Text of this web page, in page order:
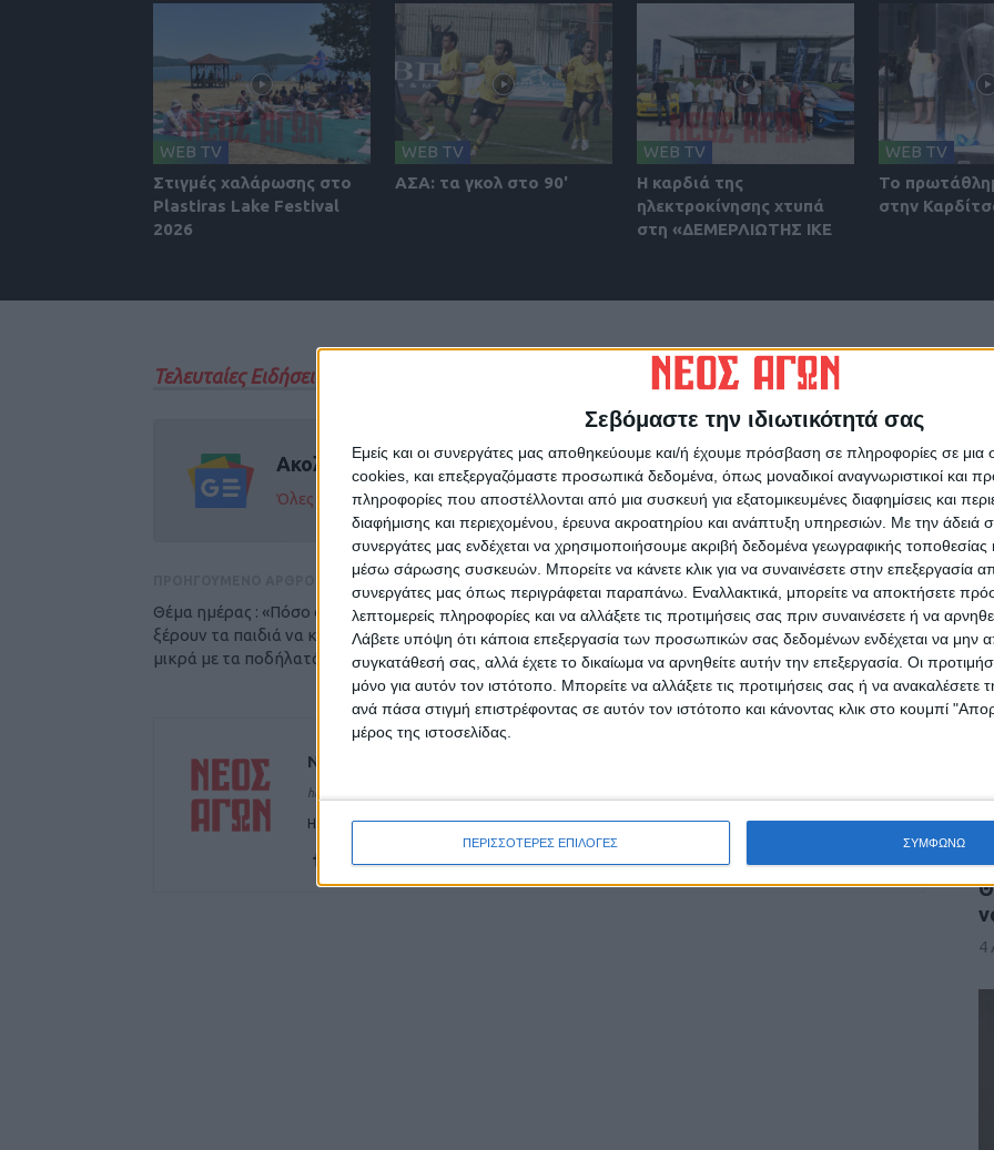
Σεβόμαστε την ιδιωτικότητά σας
Εμείς και οι συνεργάτες μας αποθηκεύουμε και/ή έχουμε πρόσβαση σε πληροφορίες σε
cookies, και επεξεργαζόμαστε προσωπικά δεδομένα, όπως μοναδικοί αναγνωριστικοί και
πληροφορίες που αποστέλλονται από μια συσκευή για εξατομικευμένες διαφημίσεις και
διαφήμισης και περιεχομένου, έρευνα ακροατηρίου και ανάπτυξη υπηρεσιών. Με την άδειά
συνεργάτες μας ενδέχεται να χρησιμοποιήσουμε ακριβή δεδομένα γεωγραφικής τοποθεσίας
μέσω σάρωσης συσκευών. Μπορείτε να κάνετε κλικ για να συναινέσετε στην επεξεργασία
συνεργάτες μας όπως περιγράφεται παραπάνω. Εναλλακτικά, μπορείτε να αποκτήσετε
λεπτομερείς πληροφορίες και να αλλάξετε τις προτιμήσεις σας πριν συναινέσετε ή να
Λάβετε υπόψη ότι κάποια επεξεργασία των προσωπικών σας δεδομένων ενδέχεται να μην
συγκατάθεσή σας, αλλά έχετε το δικαίωμα να αρνηθείτε αυτήν την επεξεργασία. Οι
μόνο για αυτόν τον ιστότοπο. Μπορείτε να αλλάξετε τις προτιμήσεις σας ή να ανακαλέσετε
ανά πάσα στιγμή επιστρέφοντας σε αυτόν τον ιστότοπο και κάνοντας κλικ στο κουμπί
μέρος της ιστοσελίδας.
ΠΕΡΙΣΣΟΤΕΡΕΣ ΕΠΙΛΟΓΕΣ ΣΥΜΦΩΝΩ
WEB TV
Στιγμές χαλάρωσης στο
Plastiras Lake Festival
2026
WEB TV
ΑΣΑ: τα γκολ στο 90'
WEB TV
Η καρδιά της
ηλεκτροκίνησης χτυπά
στη «ΔΕΜΕΡΛΙΩΤΗΣ ΙΚΕ
WEB TV
Το
στην
Τελευταίες Ειδήσεις Σήμερα
Ακολούθησε την εφημερίδα ΝΕΟΣ ΑΓΩΝ στο Google News!
Όλες οι εξελίξεις στην περιοχή της Καρδίτσας και ευρύτερα της Θεσσαλίας
Θέμα ημέρας : «Πόσο σημαντικό είναι να
ξέρουν τα παιδιά να κινούνται με ασφάλεια από
μικρά με τα ποδήλατά τους;»
ΕΠΟΜΕΝΟ ΑΡΘΡΟ
Στις κάλπες οι εκπαιδευτικοί της
Πρωτοβάθμιας Εκπαίδευσης στο Ν. Καρδίτσας
(ΦΩΤΟ)
ΝΕΟΣ ΑΓΩΝ
https://neosagon.gr
Η Αρχαιότερη Καθημερινή Πρωινή Εφημερίδα της Καρδίτσας
4